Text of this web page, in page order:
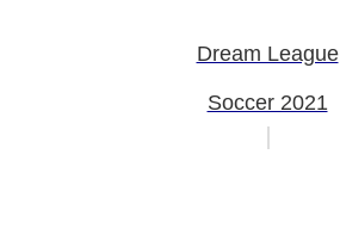
Dream League
Soccer 2021